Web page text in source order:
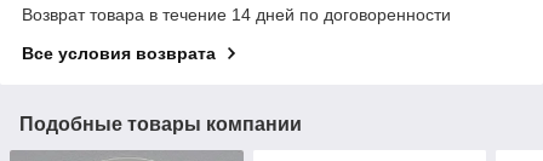
Возврат товара в течение 14 дней по договоренности
Все условия возврата
Подобные товары компании